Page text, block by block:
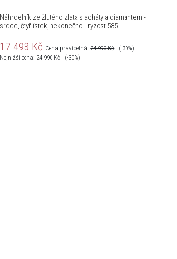
Náhrdelník ze žlutého zlata s acháty a diamantem -
srdce, čtyřlístek, nekonečno - ryzost 585
17 493 Kč Cena pravidelná:24 990 Kč
(-30%)
Nejnižší cena:24 990 Kč (-30%)